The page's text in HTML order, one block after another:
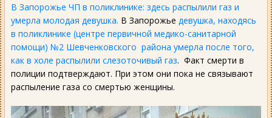
В Запорожье ЧП в поликлинике: здесь распылили газ и
умерла молодая девушка. В Запорожье девушка, находясь
в поликлинике (центре первичной медико-санитарной
помощи) №2 Шевченковского района умерла после того,
как в холе распылили слезоточивый газ. Факт смерти в
полиции подтверждают. При этом они пока не связывают
распыление газа со смертью женщины.